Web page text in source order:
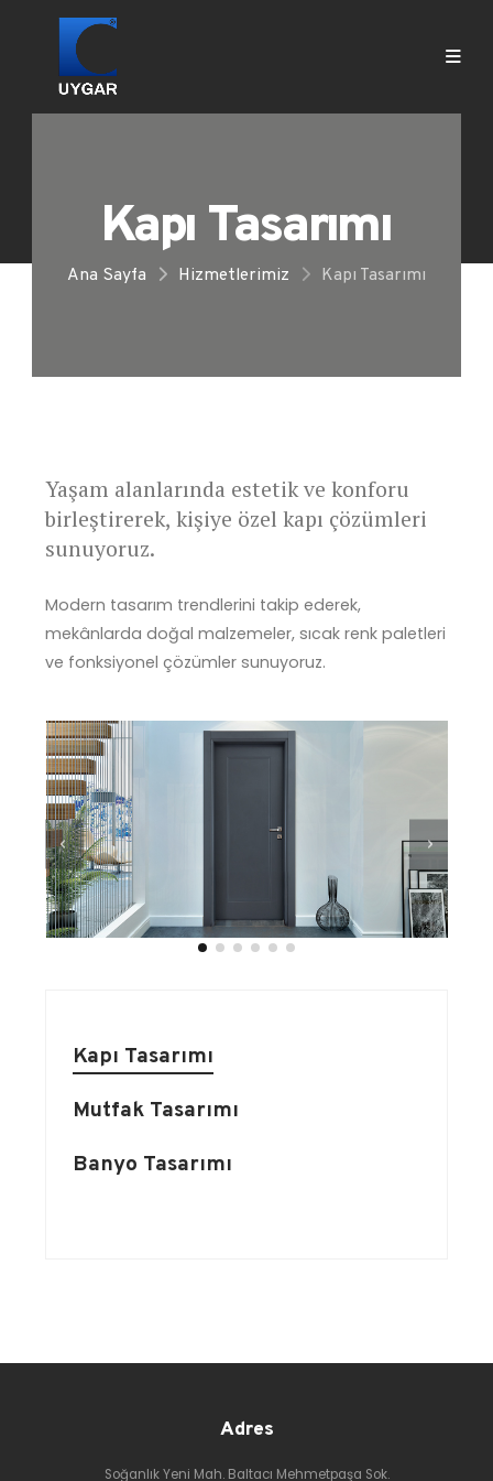
Kapı Tasarımı
Ana Sayfa Hizmetlerimiz Kapı Tasarımı
Yaşam alanlarında estetik ve konforu
birleştirerek, kişiye özel kapı çözümleri
sunuyoruz.
Modern tasarım trendlerini takip ederek,
mekânlarda doğal malzemeler, sıcak renk paletleri
ve fonksiyonel çözümler sunuyoruz.
Kapı Tasarımı
Mutfak Tasarımı
Banyo Tasarımı
Adres
Soğanlık Yeni Mah. Baltacı Mehmetpaşa Sok.